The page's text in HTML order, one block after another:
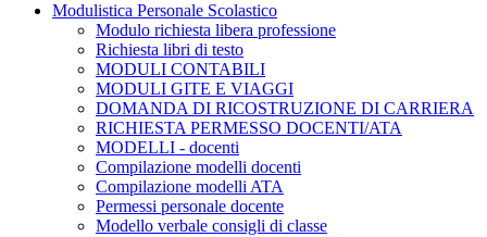
Modulistica Personale Scolastico
Modulo richiesta libera professione
Richiesta libri di testo
MODULI CONTABILI
MODULI GITE E VIAGGI
DOMANDA DI RICOSTRUZIONE DI CARRIERA
RICHIESTA PERMESSO DOCENTI/ATA
MODELLI - docenti
Compilazione modelli docenti
Compilazione modelli ATA
Permessi personale docente
Modello verbale consigli di classe